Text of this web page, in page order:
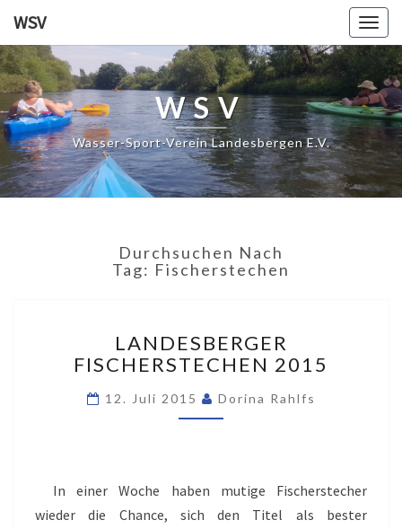
WSV
WSV
Wasser-Sport-Verein Landesbergen E.V.
Durchsuchen Nach
Tag: Fischerstechen
FISCHERSTECHEN
2015
LANDESBERGER
FISCHERSTECHEN 2015
12. Juli 2015 Dorina Rahlfs
In einer Woche haben mutige Fischerstecher
wieder die Chance, sich den Titel als bester